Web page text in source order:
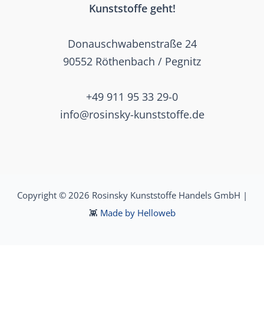
Kunststoffe geht!
Donauschwabenstraße 24
90552 Röthenbach / Pegnitz
+49 911 95 33 29-0
info@rosinsky-kunststoffe.de
Copyright © 2026 Rosinsky Kunststoffe Handels GmbH |
👾 Made by Helloweb